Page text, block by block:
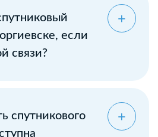
если
связи?
спутникового